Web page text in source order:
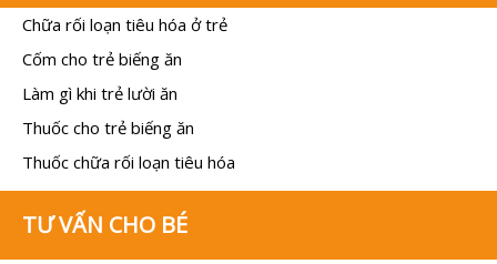
Chữa rối loạn tiêu hóa ở trẻ
Cốm cho trẻ biếng ăn
Làm gì khi trẻ lười ăn
Thuốc cho trẻ biếng ăn
Thuốc chữa rối loạn tiêu hóa
TƯ VẤN CHO BÉ